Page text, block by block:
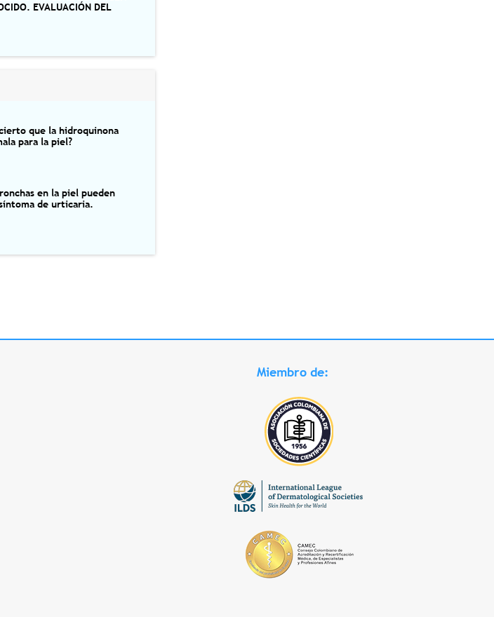
EVALUACIÓN DEL
cierto que la hidroquinona
para la piel?
en la piel pueden
de urticaria.
Miembro de: